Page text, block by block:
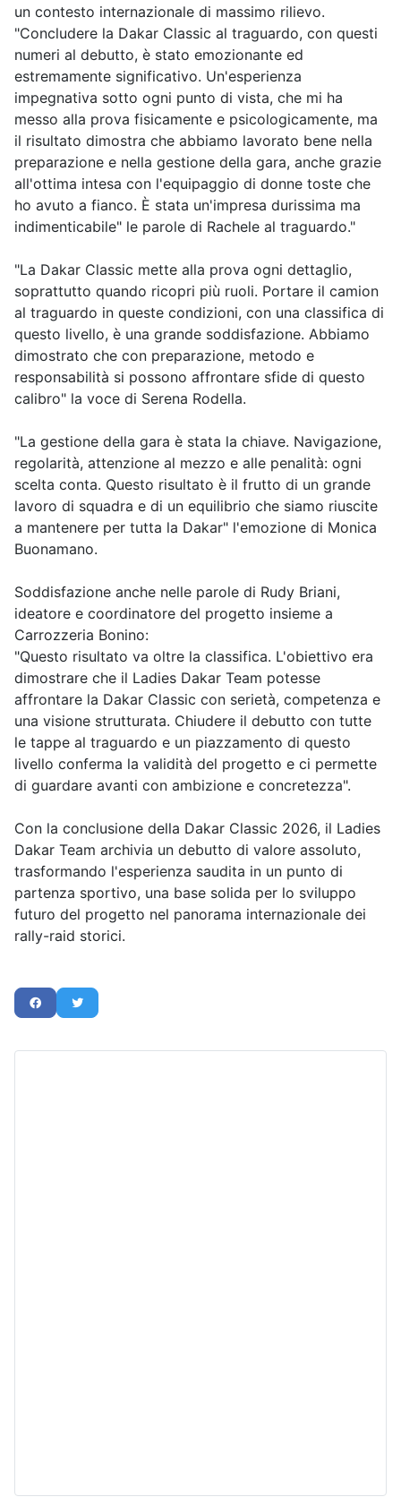
un contesto internazionale di massimo rilievo.
"Concludere la Dakar Classic al traguardo, con questi
numeri al debutto, è stato emozionante ed
estremamente significativo. Un'esperienza
impegnativa sotto ogni punto di vista, che mi ha
messo alla prova fisicamente e psicologicamente, ma
il risultato dimostra che abbiamo lavorato bene nella
preparazione e nella gestione della gara, anche grazie
all'ottima intesa con l'equipaggio di donne toste che
ho avuto a fianco. È stata un'impresa durissima ma
indimenticabile" le parole di Rachele al traguardo."
"La Dakar Classic mette alla prova ogni dettaglio,
soprattutto quando ricopri più ruoli. Portare il camion
al traguardo in queste condizioni, con una classifica di
questo livello, è una grande soddisfazione. Abbiamo
dimostrato che con preparazione, metodo e
responsabilità si possono affrontare sfide di questo
calibro" la voce di Serena Rodella.
"La gestione della gara è stata la chiave. Navigazione,
regolarità, attenzione al mezzo e alle penalità: ogni
scelta conta. Questo risultato è il frutto di un grande
lavoro di squadra e di un equilibrio che siamo riuscite
a mantenere per tutta la Dakar" l'emozione di Monica
Buonamano.
Soddisfazione anche nelle parole di Rudy Briani,
ideatore e coordinatore del progetto insieme a
Carrozzeria Bonino:
"Questo risultato va oltre la classifica. L'obiettivo era
dimostrare che il Ladies Dakar Team potesse
affrontare la Dakar Classic con serietà, competenza e
una visione strutturata. Chiudere il debutto con tutte
le tappe al traguardo e un piazzamento di questo
livello conferma la validità del progetto e ci permette
di guardare avanti con ambizione e concretezza".
Con la conclusione della Dakar Classic 2026, il Ladies
Dakar Team archivia un debutto di valore assoluto,
trasformando l'esperienza saudita in un punto di
partenza sportivo, una base solida per lo sviluppo
futuro del progetto nel panorama internazionale dei
rally-raid storici.